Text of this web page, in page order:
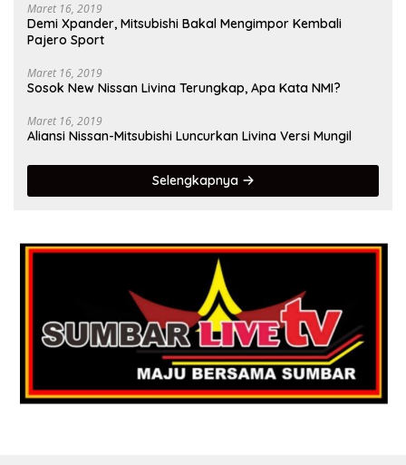
Maret 16, 2019
Demi Xpander, Mitsubishi Bakal Mengimpor Kembali
Pajero Sport
Maret 16, 2019
Sosok New Nissan Livina Terungkap, Apa Kata NMI?
Maret 16, 2019
Aliansi Nissan-Mitsubishi Luncurkan Livina Versi Mungil
Selengkapnya